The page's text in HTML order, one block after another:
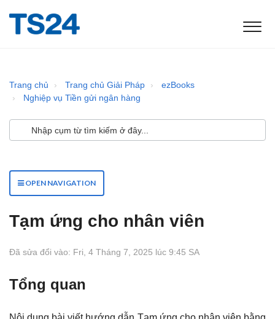
Trang chủ Trang chủ Giải Pháp
ezBooks
Nghiệp vụ Tiền gửi ngân hàng
OPEN NAVIGATION
Tạm ứng cho nhân viên
Đã sửa đổi vào: Fri, 4 Tháng 7, 2025 lúc 9:45 SA
Tổng quan